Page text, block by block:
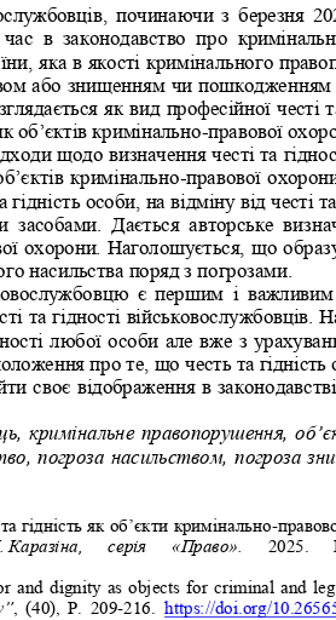
починаючи  з  березня
в  законодавство  про
яка в якості кримінального
або знищенням чи
як вид професійної честі
об’єктів кримінально-правової
щодо визначення честі та
кримінально-правової
особи, на відміну від честі
засобами.  Дається  авторське
охорони. Наголошується, що
насильства поряд з погрозами.
є  першим  і
та гідності
любої особи але вже з
про те, що честь та
своє відображення в
кримінальне правопорушення,
погроза насильством, погроза
гідність як об’єкти кримінально-
Каразіна,   серія   «Право». 2025 .
and  dignity  as  objects  for criminal  and
” ,  (40), Р. 209-216 https://doi.org/